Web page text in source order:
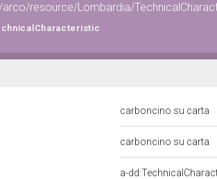
resource/Lombardia/
carboncino su carta
carboncino su carta
a-